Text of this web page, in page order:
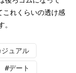
これくらいの透け感
ュアル
#デート